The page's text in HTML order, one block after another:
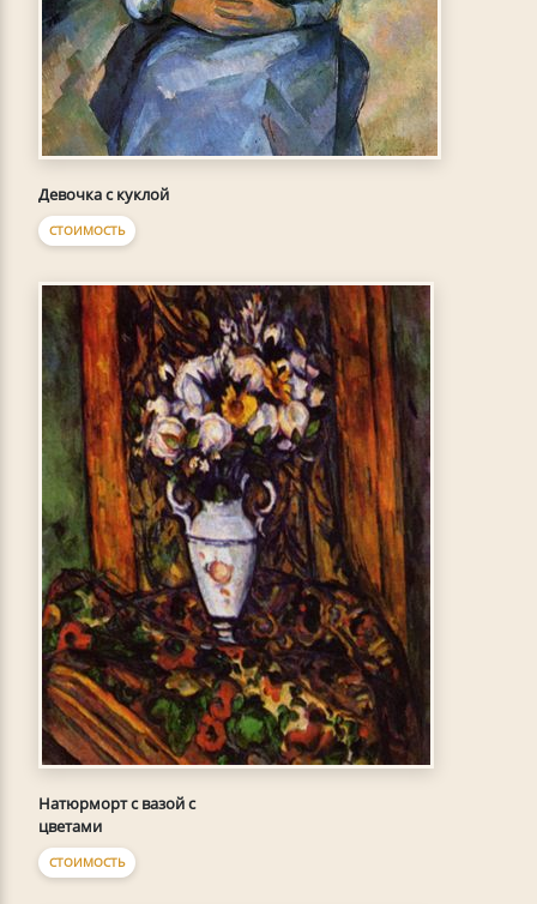
Девочка с куклой
СТОИМОСТЬ
Натюрморт с вазой с
цветами
СТОИМОСТЬ